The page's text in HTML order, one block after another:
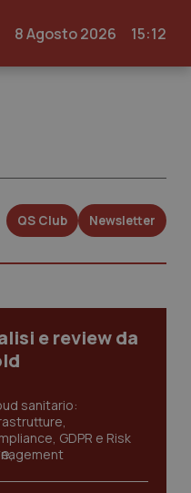
8 Agosto 2026 15:12
QS Club Newsletter
e review da
sanitario:
GDPR e Risk